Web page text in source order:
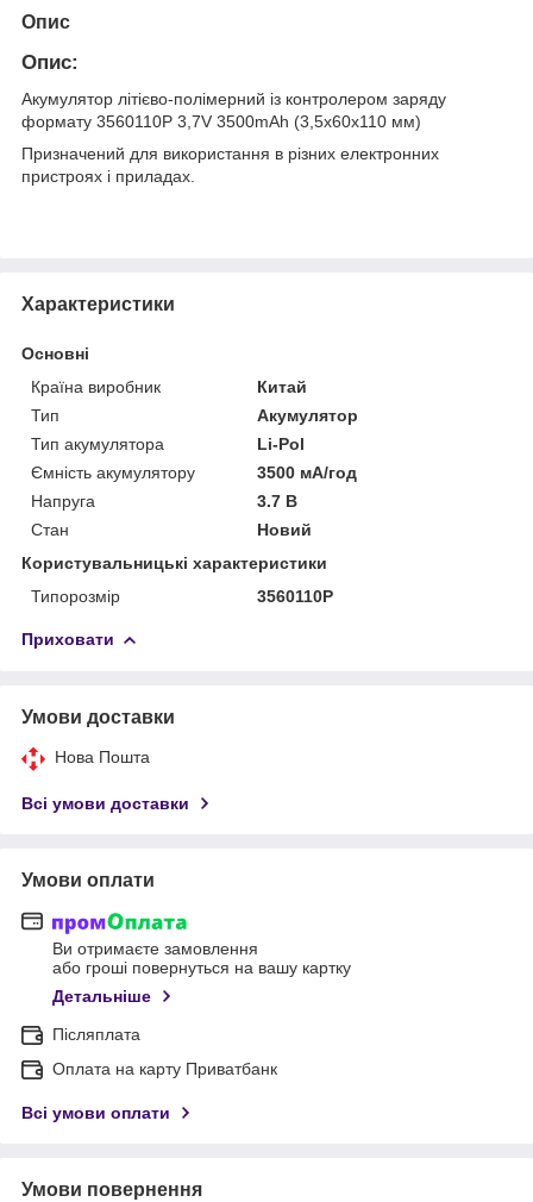
Опис
Опис:
Акумулятор літієво-полімерний із контролером заряду
формату 3560110P 3,7V 3500mAh (3,5х60x110 мм)
Призначений для використання в різних електронних
пристроях і приладах.
Характеристики
Основні
Країна виробник
Китай
Тип
Акумулятор
Тип акумулятора
Li-Pol
Ємність акумулятору
3500 мА/год
Напруга
3.7 В
Стан
Новий
Користувальницькі характеристики
Типорозмір
3560110P
Приховати
Умови доставки
Нова Пошта
Всі умови доставки
Умови оплати
Ви отримаєте замовлення
або гроші повернуться на вашу картку
Детальніше
Післяплата
Оплата на карту Приватбанк
Всі умови оплати
Умови повернення